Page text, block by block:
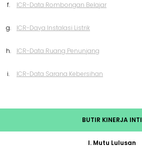
f. ICR-Data Rombongan Belajar
g. ICR-Daya Instalasi Listrik
h. ICR-Data Ruang Penunjang
i. ICR-Data Sarana Kebersihan
BUTIR KINERJA INTI
I. Mutu Lulusan